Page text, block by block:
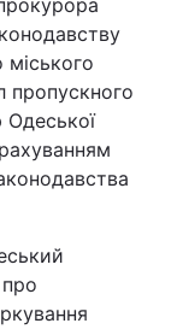
пропускного
Одеської